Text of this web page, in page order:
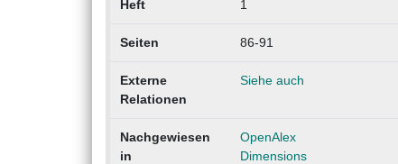
Heft 1
Seiten 86-91
Externe
Relationen
Siehe auch
Nachgewiesen
in
OpenAlex
Dimensions